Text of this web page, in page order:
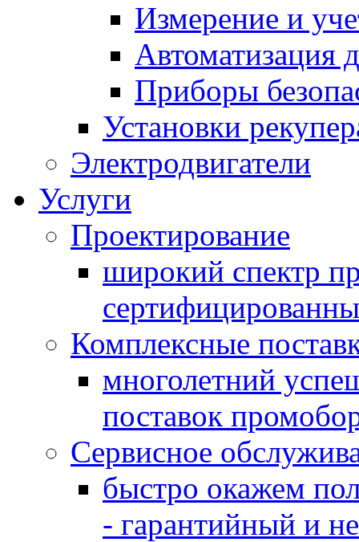
Измерение и
Автоматизация
Приборы
Установки
Электродвигатели
Услуги
Проектирование
широкий спектр
Комплексные
многолетний
поставок
Сервисное
быстро окажем
- гарантийный и